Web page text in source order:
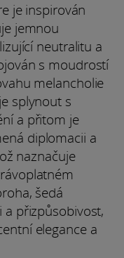
je inspirován
jemnou
neutralitu a
s moudrostí
melancholie
splynout s
a přitom je
diplomacii a
naznačuje
šedá
přizpůsobivost,
elegance a